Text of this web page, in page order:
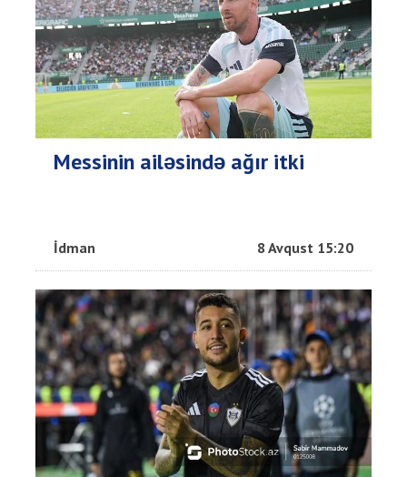
Messinin ailəsində ağır itki
İdman 8 Avqust 15:20